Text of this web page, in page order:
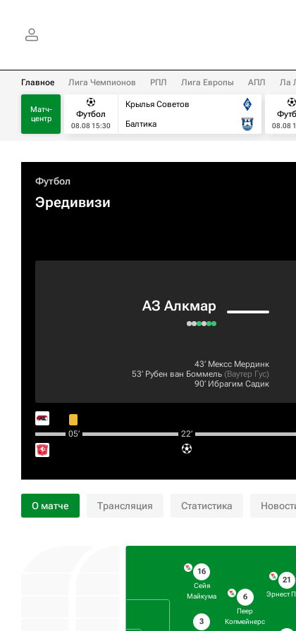
Главное Лига Чемпионов РПЛ Лига Европы АПЛ Ла
Матч-
центр
Футбол
08.08 15:30
Крылья Советов
Балтика
08.08
Футбол
Эредивизи
АЗ Алкмар
43‎’‎ Мексс Мердинк
53‎’‎ Рубен ван Боммель (Ваутер Гус)
90‎’‎ Ибрагим Садик
05‎’‎ 22‎’‎
О матче Трансляция Статистика
16
Сейя
Майкума
3
6
Пеер
Копмейнерс
21
Эрнест